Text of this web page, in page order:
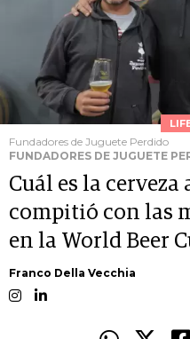
Fundadores de Juguete Perdido
FUNDADORES DE JUGUETE
Cuál es la
compitió con las
en la World Beer
Franco Della Vecchia